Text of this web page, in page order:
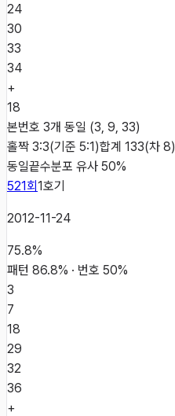
24
30
33
34
+
18
본번호 3개 동일 (3, 9, 33)
홀짝 3:3(기준 5:1)합계 133(차 8)
동일끝수분포 유사 50%
521회1호기
2012-11-24
75.8%
패턴 86.8% · 번호 50%
3
7
18
29
32
36
+